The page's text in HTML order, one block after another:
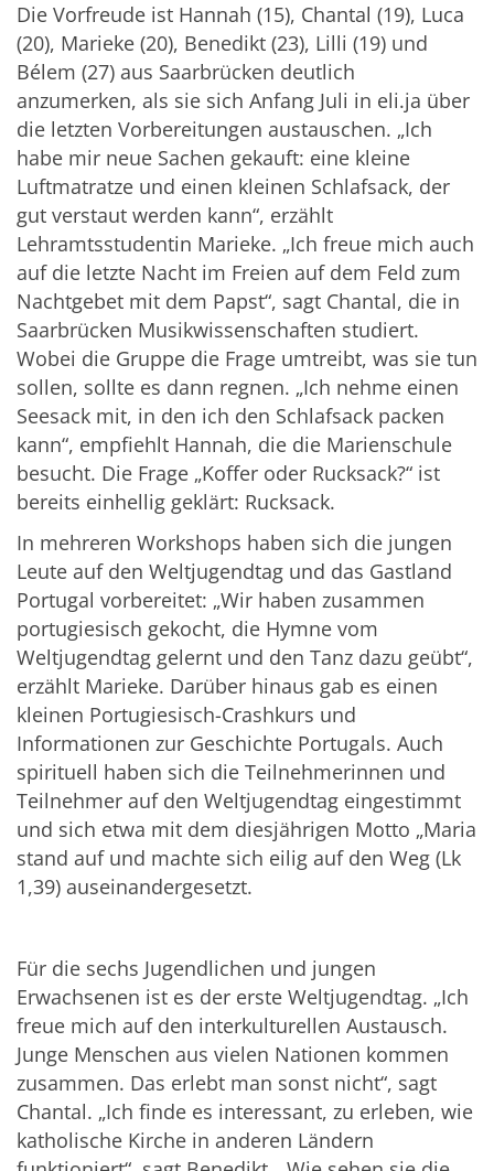
Die Vorfreude ist Hannah (15), Chantal (19), Luca
(20), Marieke (20), Benedikt (23), Lilli (19) und
Bélem (27) aus Saarbrücken deutlich
anzumerken, als sie sich Anfang Juli in eli.ja über
die letzten Vorbereitungen austauschen. „Ich
habe mir neue Sachen gekauft: eine kleine
Luftmatratze und einen kleinen Schlafsack, der
gut verstaut werden kann“, erzählt
Lehramtsstudentin Marieke. „Ich freue mich auch
auf die letzte Nacht im Freien auf dem Feld zum
Nachtgebet mit dem Papst“, sagt Chantal, die in
Saarbrücken Musikwissenschaften studiert.
Wobei die Gruppe die Frage umtreibt, was sie tun
sollen, sollte es dann regnen. „Ich nehme einen
Seesack mit, in den ich den Schlafsack packen
kann“, empfiehlt Hannah, die die Marienschule
besucht. Die Frage „Koffer oder Rucksack?“ ist
bereits einhellig geklärt: Rucksack.
In mehreren Workshops haben sich die jungen
Leute auf den Weltjugendtag und das Gastland
Portugal vorbereitet: „Wir haben zusammen
portugiesisch gekocht, die Hymne vom
Weltjugendtag gelernt und den Tanz dazu geübt“,
erzählt Marieke. Darüber hinaus gab es einen
kleinen Portugiesisch-Crashkurs und
Informationen zur Geschichte Portugals. Auch
spirituell haben sich die Teilnehmerinnen und
Teilnehmer auf den Weltjugendtag eingestimmt
und sich etwa mit dem diesjährigen Motto „Maria
stand auf und machte sich eilig auf den Weg (Lk
1,39) auseinandergesetzt.
Für die sechs Jugendlichen und jungen
Erwachsenen ist es der erste Weltjugendtag. „Ich
freue mich auf den interkulturellen Austausch.
Junge Menschen aus vielen Nationen kommen
zusammen. Das erlebt man sonst nicht“, sagt
Chantal. „Ich finde es interessant, zu erleben, wie
katholische Kirche in anderen Ländern